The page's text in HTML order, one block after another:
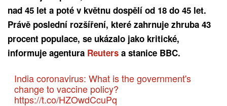
nad 45 let a poté v květnu dospělí od 18 do 45 let.
Právě poslední rozšíření, které zahrnuje zhruba 43
procent populace, se ukázalo jako kritické,
informuje agentura Reuters a stanice BBC.
India coronavirus: What is the government's
change to vaccine policy?
https://t.co/HZOwdCcuPq